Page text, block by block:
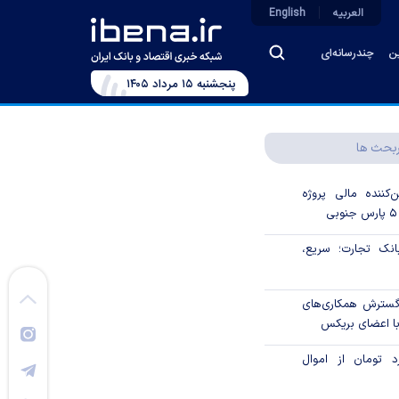
چندرسانه‌ای
العربیه English
پنجشنبه ۱۵ مرداد ۱۴۰۵
ها
مالی پروژه
تجارت؛ سریع،
گسترش همکاری‌های
اعضای بریکس
میلیارد تومان از اموال